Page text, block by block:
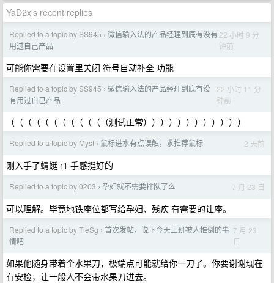
YaD2x's recent replies
Replied to a topic by SS945 › 微信输入法的产品经理到底有没有
用过自己产品
22 小时 9 分
钟前
可能你需要在设置里关闭 符号自动补全 功能
Replied to a topic by SS945 › 微信输入法的产品经理到底有没
有用过自己产品
22 小时 11 分
钟前
（（（（（（（（（（（（测试正常））））））））））））
Replied to a topic by Myst › 鼠标进水有点误触，求推荐鼠标 2 天前
刚入手了蜻蜓 r1 手感挺好的
Replied to a topic by 0203 › 孕妇就不需要排队了么 7 月 23 日
可以理解。毕竟地铁座位都写给孕妇、残疾 有需要的让座。
Replied to a topic by TieSg › 首次发帖，说下今天上班被人推倒的事
情吧
7 月 23
日
如果他随身带着个水果刀，极端点可能就给你一刀了。你要谢谢现在
有安检，让一般人不会带水果刀进去。